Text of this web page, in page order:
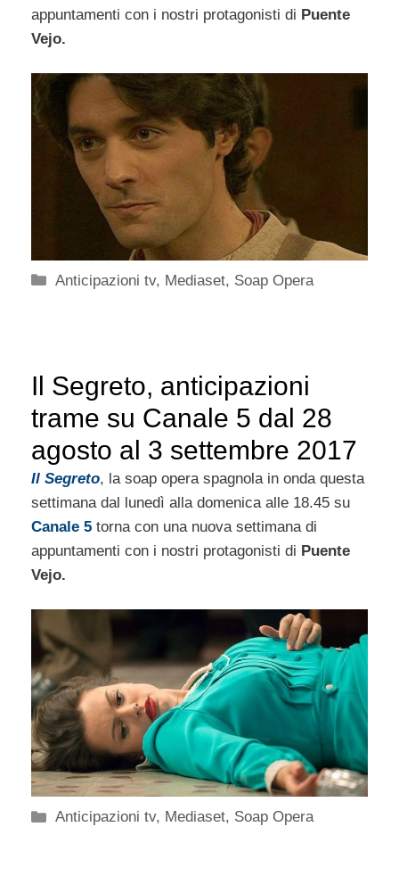
appuntamenti con i nostri protagonisti di Puente
Vejo.
Categorie
Anticipazioni tv, Mediaset, Soap Opera
Il Segreto, anticipazioni
trame su Canale 5 dal 28
agosto al 3 settembre 2017
Il Segreto, la soap opera spagnola in onda questa
settimana dal lunedì alla domenica alle 18.45 su
Canale 5 torna con una nuova settimana di
appuntamenti con i nostri protagonisti di Puente
Vejo.
Categorie
Anticipazioni tv, Mediaset, Soap Opera